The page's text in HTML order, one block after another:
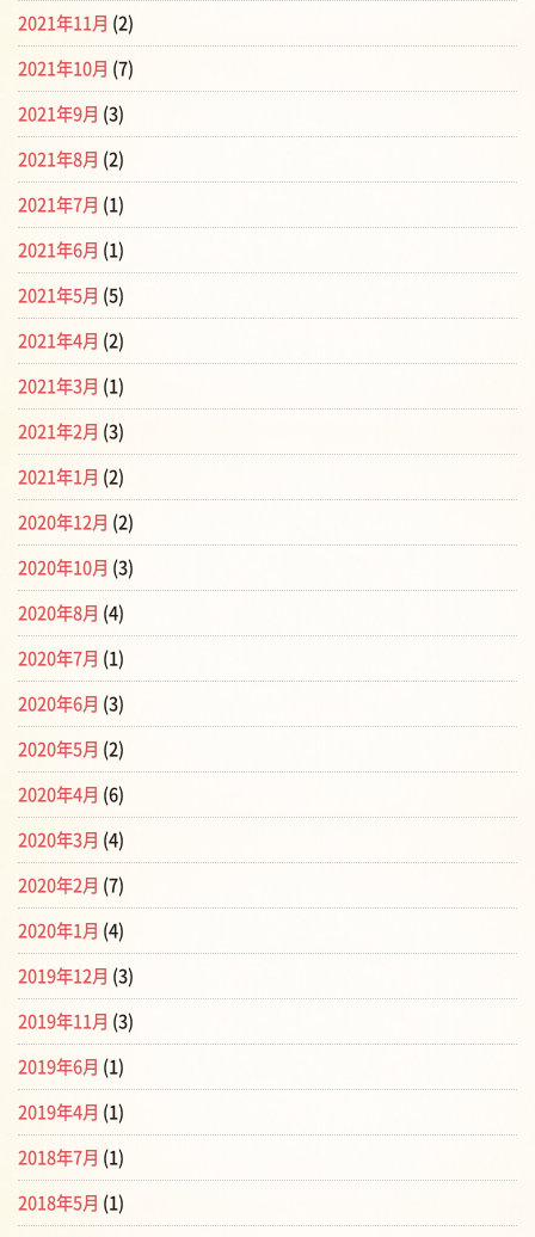
2021年11月 (2)
2021年10月 (7)
2021年9月 (3)
2021年8月 (2)
2021年7月 (1)
2021年6月 (1)
2021年5月 (5)
2021年4月 (2)
2021年3月 (1)
2021年2月 (3)
2021年1月 (2)
2020年12月 (2)
2020年10月 (3)
2020年8月 (4)
2020年7月 (1)
2020年6月 (3)
2020年5月 (2)
2020年4月 (6)
2020年3月 (4)
2020年2月 (7)
2020年1月 (4)
2019年12月 (3)
2019年11月 (3)
2019年6月 (1)
2019年4月 (1)
2018年7月 (1)
2018年5月 (1)